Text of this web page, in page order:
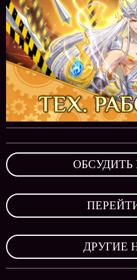
ОБСУДИТЬ
ДРУГИЕ